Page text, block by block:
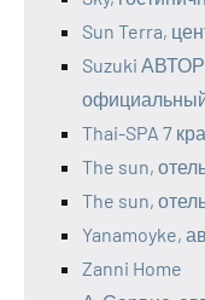
Sun Terra,
Suzuki
Thai-SPA 7
The sun,
The sun,
Yanamoyke,
Zanni Home